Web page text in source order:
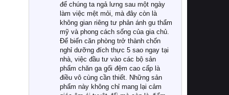
để chúng ta ngả lưng sau một ngày
làm việc mệt mỏi, mà đây còn là
không gian riêng tư phản ánh gu thẩm
mỹ và phong cách sống của gia chủ.
Để biến căn phòng trở thành chốn
nghỉ dưỡng đích thực 5 sao ngay tại
nhà, việc đầu tư vào các bộ sản
phẩm chăn ga gối đệm cao cấp là
điều vô cùng cần thiết. Những sản
phẩm này không chỉ mang lại cảm